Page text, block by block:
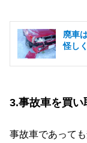
廃車
怪し
3.事故車を買い
事故車であって